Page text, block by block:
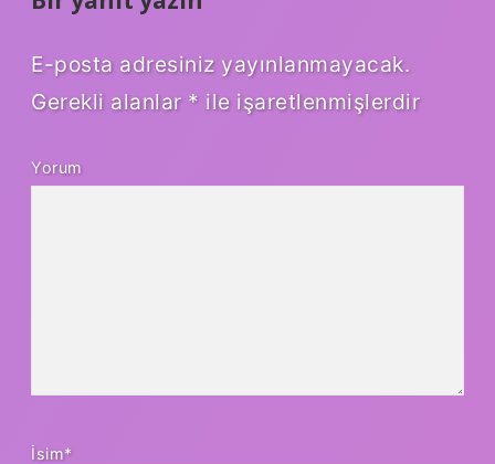
E-posta adresiniz yayınlanmayacak.
Gerekli alanlar * ile işaretlenmişlerdir
Yorum
İsim*